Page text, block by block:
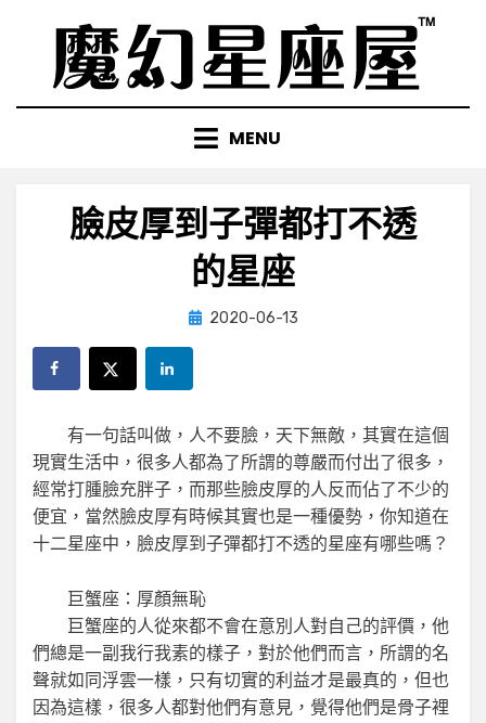
content
MENU
臉皮厚到子彈都打不透
的星座
by小編
Posted
2020-06-13
有一句話叫做，人不要臉，天下無敵，其實在這個
現實生活中，很多人都為了所謂的尊嚴而付出了很多，
經常打腫臉充胖子，而那些臉皮厚的人反而佔了不少的
便宜，當然臉皮厚有時候其實也是一種優勢，你知道在
十二星座中，臉皮厚到子彈都打不透的星座有哪些嗎？
巨蟹座：厚顏無恥
巨蟹座的人從來都不會在意別人對自己的評價，他
們總是一副我行我素的樣子，對於他們而言，所謂的名
聲就如同浮雲一樣，只有切實的利益才是最真的，但也
因為這樣，很多人都對他們有意見，覺得他們是骨子裡